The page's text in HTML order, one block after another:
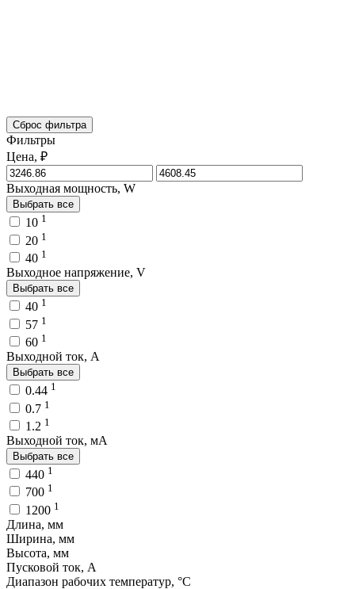
Сброс фильтра
Фильтры
Цена, ₽
Выходная мощность, W
Выбрать все
10 1
20 1
40 1
Выходное напряжение, V
Выбрать все
40 1
57 1
60 1
Выходной ток, A
Выбрать все
0.44 1
0.7 1
1.2 1
Выходной ток, мA
Выбрать все
440 1
700 1
1200 1
Длина, мм
Ширина, мм
Высота, мм
Пусковой ток, A
Диапазон рабочих температур, °C